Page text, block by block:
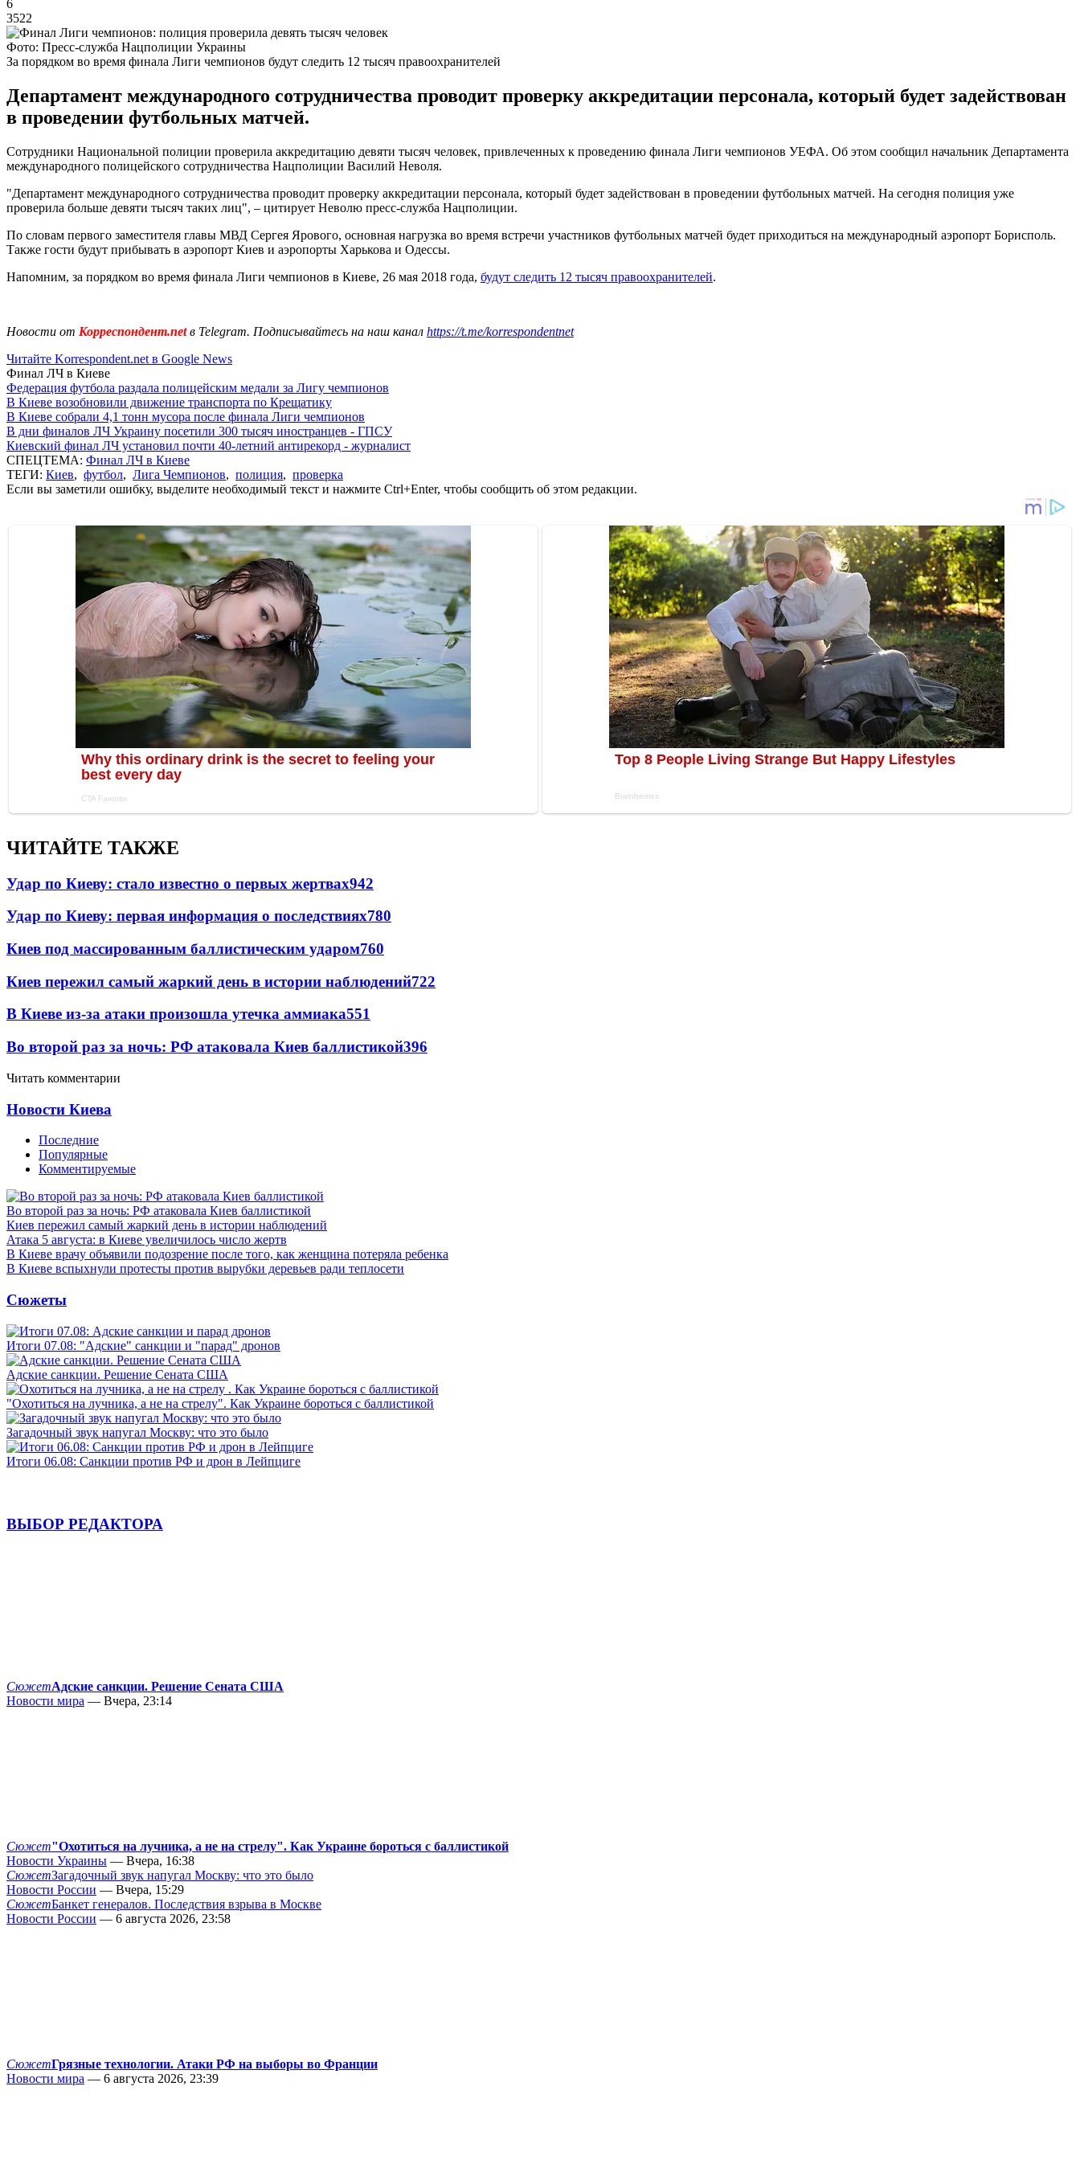
6
3522
Фото: Пресс-служба Нацполиции Украины
За порядком во время финала Лиги чемпионов будут следить 12 тысяч правоохранителей
Департамент международного сотрудничества проводит проверку аккредитации персонала, который будет задействован
в проведении футбольных матчей.
Сотрудники Национальной полиции проверила аккредитацию девяти тысяч человек, привлеченных к проведению финала Лиги чемпионов УЕФА. Об этом сообщил начальник Департамента
международного полицейского сотрудничества Нацполиции Василий Неволя.
"Департамент международного сотрудничества проводит проверку аккредитации персонала, который будет задействован в проведении футбольных матчей. На сегодня полиция уже
проверила больше девяти тысяч таких лиц", – цитирует Неволю пресс-служба Нацполиции.
По словам первого заместителя главы МВД Сергея Ярового, основная нагрузка во время встречи участников футбольных матчей будет приходиться на международный аэропорт Борисполь.
Также гости будут прибывать в аэропорт Киев и аэропорты Харькова и Одессы.
Напомним, за порядком во время финала Лиги чемпионов в Киеве, 26 мая 2018 года, будут следить 12 тысяч правоохранителей.
Новости от Корреспондент.netв Telegram. Подписывайтесь на наш канал https://t.me/korrespondentnet
Читайте Korrespondent.net в Google News
Финал ЛЧ в Киеве
Федерация футбола раздала полицейским медали за Лигу чемпионов
В Киеве возобновили движение транспорта по Крещатику
В Киеве собрали 4,1 тонн мусора после финала Лиги чемпионов
В дни финалов ЛЧ Украину посетили 300 тысяч иностранцев - ГПСУ
Киевский финал ЛЧ установил почти 40-летний антирекорд - журналист
СПЕЦТЕМА: Финал ЛЧ в Киеве
ТЕГИ: Киев, футбол, Лига Чемпионов, полиция, проверка
Если вы заметили ошибку, выделите необходимый текст и нажмите Ctrl+Enter, чтобы сообщить об этом редакции.
ЧИТАЙТЕ ТАКЖЕ
Удар по Киеву: стало известно о первых жертвах942
Удар по Киеву: первая информация о последствиях780
Киев под массированным баллистическим ударом760
Киев пережил самый жаркий день в истории наблюдений722
В Киеве из-за атаки произошла утечка аммиака551
Во второй раз за ночь: РФ атаковала Киев баллистикой396
Читать комментарии
Новости Киева
Последние
Популярные
Комментируемые
Во второй раз за ночь: РФ атаковала Киев баллистикой
Киев пережил самый жаркий день в истории наблюдений
Атака 5 августа: в Киеве увеличилось число жертв
В Киеве врачу объявили подозрение после того, как женщина потеряла ребенка
В Киеве вспыхнули протесты против вырубки деревьев ради теплосети
Сюжеты
Итоги 07.08: "Адские" санкции и "парад" дронов
Адские санкции. Решение Сената США
"Охотиться на лучника, а не на стрелу". Как Украине бороться с баллистикой
Загадочный звук напугал Москву: что это было
Итоги 06.08: Санкции против РФ и дрон в Лейпциге
ВЫБОР РЕДАКТОРА
СюжетАдские санкции. Решение Сената США
Новости мира — Вчера, 23:14
Сюжет"Охотиться на лучника, а не на стрелу". Как Украине бороться с баллистикой
Новости Украины — Вчера, 16:38
СюжетЗагадочный звук напугал Москву: что это было
Новости России — Вчера, 15:29
СюжетБанкет генералов. Последствия взрыва в Москве
Новости России — 6 августа 2026, 23:58
СюжетГрязные технологии. Атаки РФ на выборы во Франции
Новости мира — 6 августа 2026, 23:39